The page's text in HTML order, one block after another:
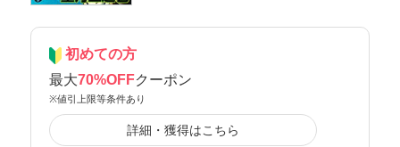
初めての方
最大70%OFFクーポン
※値引上限等条件あり
詳細・獲得はこちら